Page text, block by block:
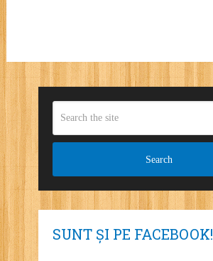
SUNT ȘI PE FACEBOOK!